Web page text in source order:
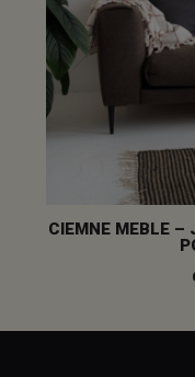
CIEMNE MEBLE –